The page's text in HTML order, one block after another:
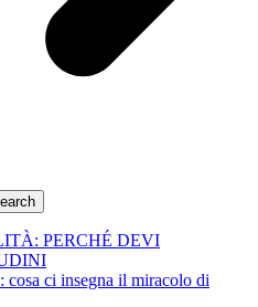
PERCHÉ DEVI
ci insegna il miracolo di